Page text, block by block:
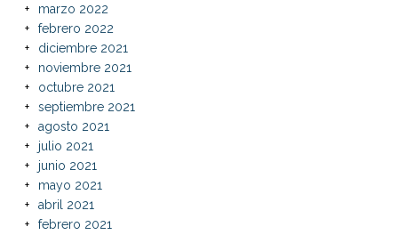
marzo 2022
febrero 2022
diciembre 2021
noviembre 2021
octubre 2021
septiembre 2021
agosto 2021
julio 2021
junio 2021
mayo 2021
abril 2021
febrero 2021